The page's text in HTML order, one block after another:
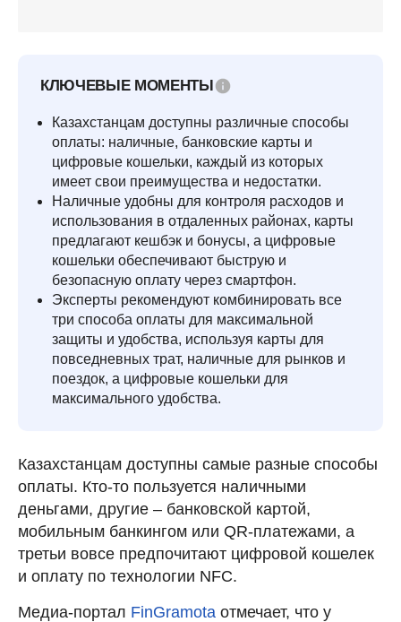
КЛЮЧЕВЫЕ МОМЕНТЫ
Казахстанцам доступны различные способы
оплаты: наличные, банковские карты и
цифровые кошельки, каждый из которых
имеет свои преимущества и недостатки.
Наличные удобны для контроля расходов и
использования в отдаленных районах, карты
предлагают кешбэк и бонусы, а цифровые
кошельки обеспечивают быструю и
безопасную оплату через смартфон.
Эксперты рекомендуют комбинировать все
три способа оплаты для максимальной
защиты и удобства, используя карты для
повседневных трат, наличные для рынков и
поездок, а цифровые кошельки для
максимального удобства.
Казахстанцам доступны самые разные способы
оплаты. Кто-то пользуется наличными
деньгами, другие – банковской картой,
мобильным банкингом или QR-платежами, а
третьи вовсе предпочитают цифровой кошелек
и оплату по технологии NFC.
Медиа-портал FinGramota отмечает, что у